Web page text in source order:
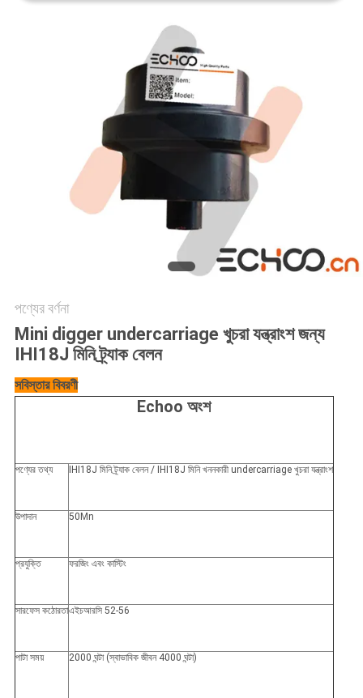
পণ্যের বর্ণনা
Mini digger undercarriage খুচরা যন্ত্রাংশ জন্য
IHI18J মিনি ট্র্যাক বেলন
সবিস্তার বিবরণী
Echoo অংশ
পণ্যের তথ্য IHI18J মিনি ট্র্যাক বেলন / IHI18J মিনি খননকারী undercarriage খুচরা যন্ত্রাংশ
উপাদান 50Mn
প্রযুক্তি ফরজিং এবং কাস্টিং
সারফেস কঠোরতাএইচআরসি 52-56
পাটা সময় 2000 ঘন্টা (স্বাভাবিক জীবন 4000 ঘন্টা)